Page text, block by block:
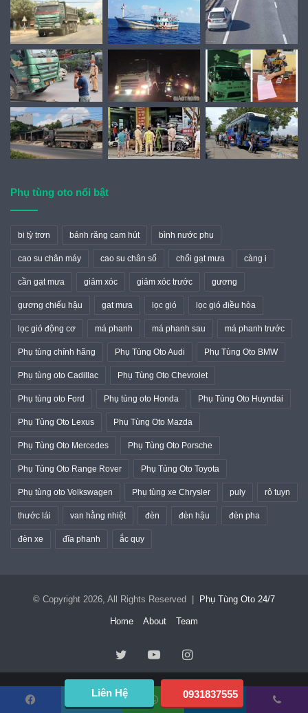
Phụ tùng oto nổi bật
bi tỳ trơn bánh răng cam hút bình nước phụ
cao su chân máy cao su chân số chổi gạt mưa càng i
cần gạt mưa giảm xóc giảm xóc trước gương
gương chiếu hậu gạt mưa lọc gió lọc gió điều hòa
lọc gió động cơ má phanh má phanh sau má phanh trước
Phụ tùng chính hãng Phụ Tùng Oto Audi Phụ Tùng Oto BMW
Phụ tùng oto Cadillac Phụ Tùng Oto Chevrolet
Phụ tùng oto Ford Phụ tùng oto Honda Phụ Tùng Oto Huyndai
Phụ Tùng Oto Lexus Phụ Tùng Oto Mazda
Phụ Tùng Oto Mercedes Phụ Tùng Oto Porsche
Phụ Tùng Oto Range Rover Phụ Tùng Oto Toyota
Phụ tùng oto Volkswagen Phụ tùng xe Chrysler puly rô tuyn
thước lái van hằng nhiệt đèn đèn hậu đèn pha
đèn xe đĩa phanh ắc quy
© Copyright 2026, All Rights Reserved | Phụ Tùng Oto 24/7
Home About Team
TwitterYouTubeInstagram
Liên Hệ 0931837555